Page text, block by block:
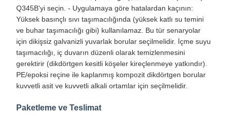
Q345B'yi seçin. - Uygulamaya göre hatalardan kaçının:
Yüksek basınçlı sıvı taşımacılığında (yüksek katlı su temini
ve buhar taşımacılığı gibi) kullanılamaz. Bu tür senaryolar
için dikişsiz galvanizli yuvarlak borular seçilmelidir. İçme suyu
taşımacılığı, iç duvarın düzenli olarak temizlenmesini
gerektirir (dikdörtgen kesitli köşeler kireçlenmeye yatkındır).
PE/epoksi reçine ile kaplanmış kompozit dikdörtgen borular
kuvvetli asit ve kuvvetli alkali ortamlar için seçilmelidir.
Paketleme ve Teslimat